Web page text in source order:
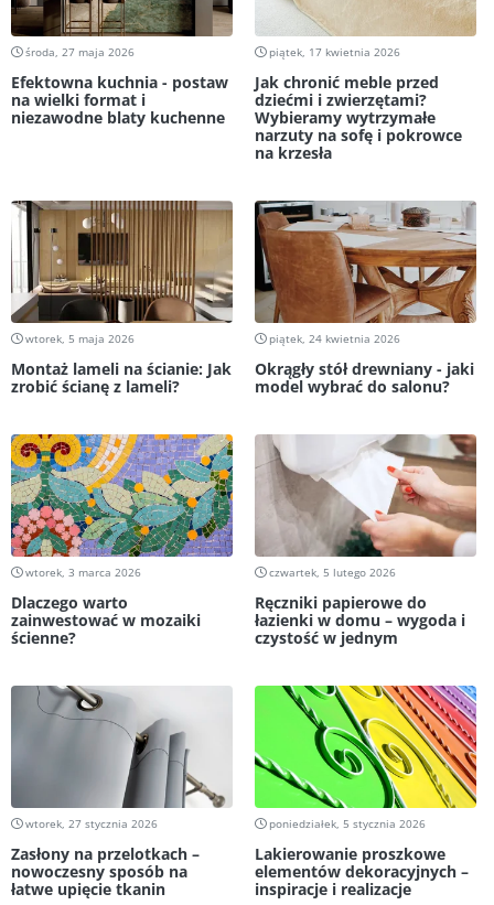
środa, 27 maja 2026
Efektowna kuchnia - postaw
na wielki format i
niezawodne blaty kuchenne
piątek, 17 kwietnia 2026
Jak chronić meble przed
dziećmi i zwierzętami?
Wybieramy wytrzymałe
narzuty na sofę i pokrowce
na krzesła
wtorek, 5 maja 2026
Montaż lameli na ścianie: Jak
zrobić ścianę z lameli?
piątek, 24 kwietnia 2026
Okrągły stół drewniany - jaki
model wybrać do salonu?
wtorek, 3 marca 2026
Dlaczego warto
zainwestować w mozaiki
ścienne?
czwartek, 5 lutego 2026
Ręczniki papierowe do
łazienki w domu – wygoda i
czystość w jednym
wtorek, 27 stycznia 2026
Zasłony na przelotkach –
nowoczesny sposób na
łatwe upięcie tkanin
poniedziałek, 5 stycznia 2026
Lakierowanie proszkowe
elementów dekoracyjnych –
inspiracje i realizacje